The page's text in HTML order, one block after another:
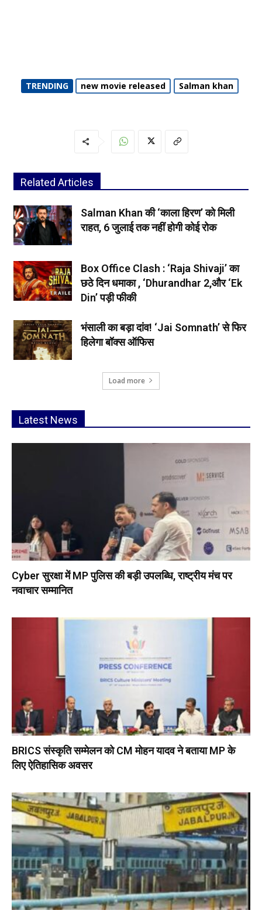
TRENDING new movie released Salman khan
Related Articles
Salman Khan की ‘काला हिरण’ को मिली
राहत, 6 जुलाई तक नहीं होगी कोई रोक
Box Office Clash : ‘Raja Shivaji’ का
छठे दिन धमाका , ‘Dhurandhar 2,और ‘Ek
Din’ पड़ी फीकी
भंसाली का बड़ा दांव! ‘Jai Somnath’ से फिर
हिलेगा बॉक्स ऑफिस
Load more
Latest News
Cyber सुरक्षा में MP पुलिस की बड़ी उपलब्धि, राष्ट्रीय मंच पर
नवाचार सम्मानित
BRICS संस्कृति सम्मेलन को CM मोहन यादव ने बताया MP के
लिए ऐतिहासिक अवसर